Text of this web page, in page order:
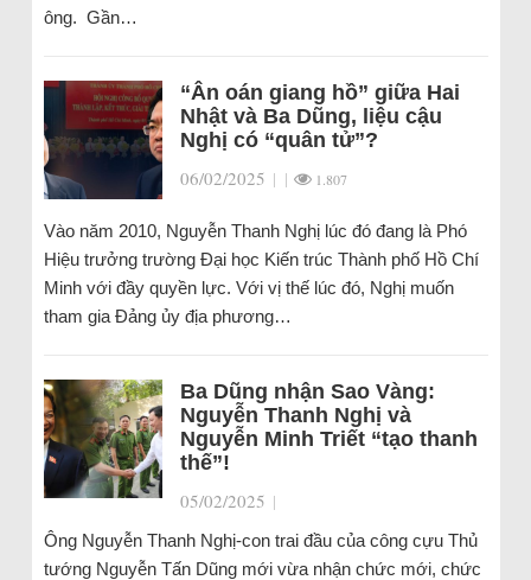
ông. Gần…
“Ân oán giang hồ” giữa Hai
Nhật và Ba Dũng, liệu cậu
Nghị có “quân tử”?
06/02/2025 | | 1.807
Vào năm 2010, Nguyễn Thanh Nghị lúc đó đang là Phó
Hiệu trưởng trường Đại học Kiến trúc Thành phố Hồ Chí
Minh với đầy quyền lực. Với vị thế lúc đó, Nghị muốn
tham gia Đảng ủy địa phương…
Ba Dũng nhận Sao Vàng:
Nguyễn Thanh Nghị và
Nguyễn Minh Triết “tạo thanh
thế”!
05/02/2025 |
Ông Nguyễn Thanh Nghị-con trai đầu của công cựu Thủ
tướng Nguyễn Tấn Dũng mới vừa nhận chức mới, chức